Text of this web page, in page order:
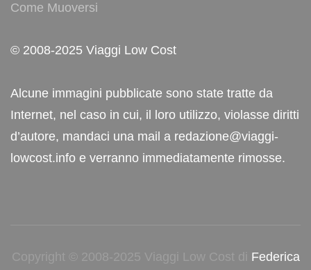
Come Muoversi
© 2008-2025 Viaggi Low Cost
Alcune immagini pubblicate sono state tratte da
Internet, nel caso in cui, il loro utilizzo, violasse diritti
d’autore, mandaci una mail a redazione@viaggi-
lowcost.info e verranno immediatamente rimosse.
Copyright © 2008-2025 Viaggi Low Cost di Federica